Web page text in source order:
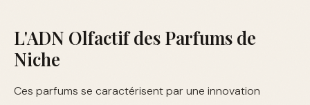
L'ADN Olfactif des Parfums de
Niche
Ces parfums se caractérisent par une innovation